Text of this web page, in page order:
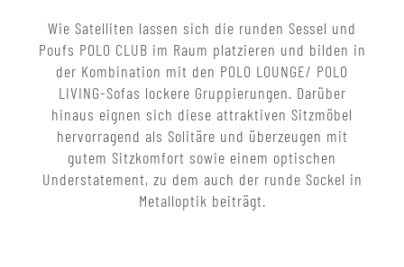
Wie Satelliten lassen sich die runden Sessel und
Poufs POLO CLUB im Raum platzieren und bilden in
der Kombination mit den POLO LOUNGE/ POLO
LIVING-Sofas lockere Gruppierungen. Darüber
hinaus eignen sich diese attraktiven Sitzmöbel
hervorragend als Solitäre und überzeugen mit
gutem Sitzkomfort sowie einem optischen
Understatement, zu dem auch der runde Sockel in
Metalloptik beiträgt.